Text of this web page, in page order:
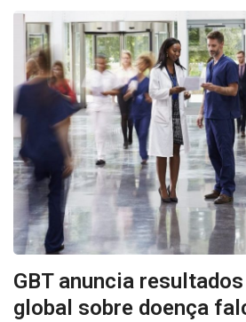
GBT anuncia
global sobre doença